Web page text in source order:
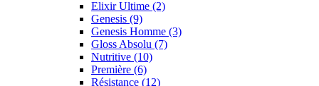
Elixir Ultime (2)
Genesis (9)
Genesis Homme (3)
Gloss Absolu (7)
Nutritive (10)
Première (6)
Résistance (12)